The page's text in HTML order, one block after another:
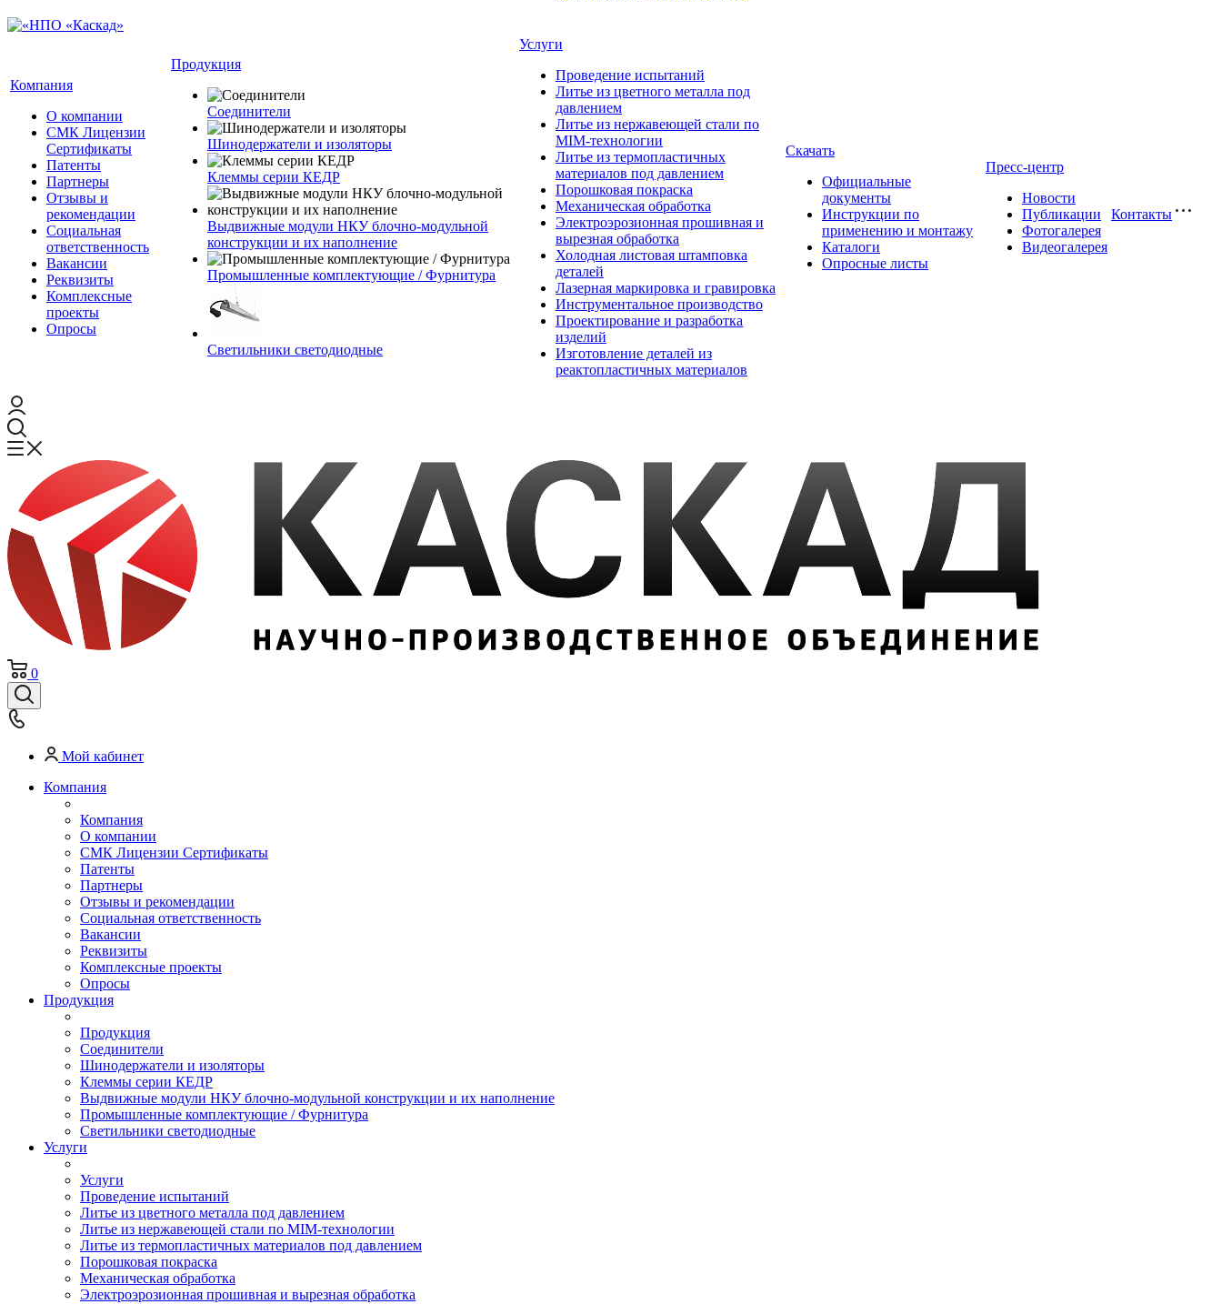
Компания
О компании
СМК Лицензии
Сертификаты
Патенты
Партнеры
Отзывы и
рекомендации
Социальная
ответственность
Вакансии
Реквизиты
Комплексные
проекты
Опросы
Продукция
Соединители
Шинодержатели и изоляторы
Клеммы серии КЕДР
Выдвижные модули НКУ блочно-модульной
конструкции и их наполнение
Промышленные комплектующие / Фурнитура
Светильники светодиодные
Услуги
Проведение испытаний
Литье из цветного металла под
давлением
Литье из нержавеющей стали по
MIM-технологии
Литье из термопластичных
материалов под давлением
Порошковая покраска
Механическая обработка
Электроэрозионная прошивная и
вырезная обработка
Холодная листовая штамповка
деталей
Лазерная маркировка и гравировка
Инструментальное производство
Проектирование и разработка
изделий
Изготовление деталей из
реактопластичных материалов
Скачать
Официальные
документы
Инструкции по
применению и монтажу
Каталоги
Опросные листы
Пресс-центр
Новости
Публикации
Фотогалерея
Видеогалерея
Контакты
0
Мой кабинет
Компания
Компания
О компании
СМК Лицензии Сертификаты
Патенты
Партнеры
Отзывы и рекомендации
Социальная ответственность
Вакансии
Реквизиты
Комплексные проекты
Опросы
Продукция
Продукция
Соединители
Шинодержатели и изоляторы
Клеммы серии КЕДР
Выдвижные модули НКУ блочно-модульной конструкции и их наполнение
Промышленные комплектующие / Фурнитура
Светильники светодиодные
Услуги
Услуги
Проведение испытаний
Литье из цветного металла под давлением
Литье из нержавеющей стали по MIM-технологии
Литье из термопластичных материалов под давлением
Порошковая покраска
Механическая обработка
Электроэрозионная прошивная и вырезная обработка